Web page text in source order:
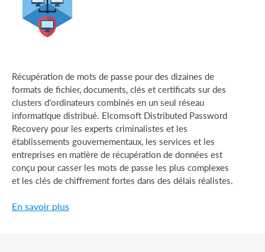
Récupération de mots de passe pour des dizaines de
formats de fichier, documents, clés et certificats sur des
clusters d'ordinateurs combinés en un seul réseau
informatique distribué. Elcomsoft Distributed Password
Recovery pour les experts criminalistes et les
établissements gouvernementaux, les services et les
entreprises en matière de récupération de données est
conçu pour casser les mots de passe les plus complexes
et les clés de chiffrement fortes dans des délais réalistes.
En savoir plus